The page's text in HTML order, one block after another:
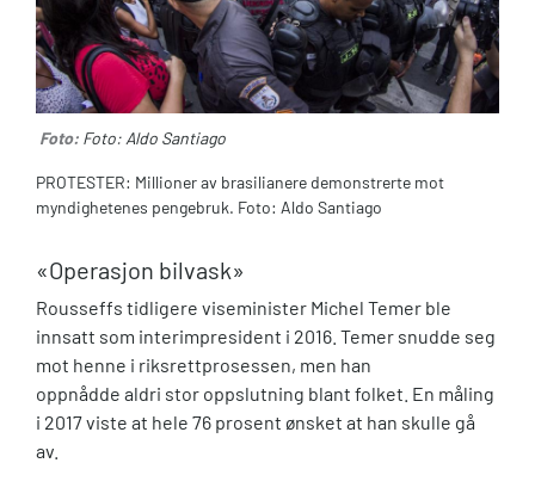
Foto: Foto: Aldo Santiago
PROTESTER: Millioner av brasilianere demonstrerte mot
myndighetenes pengebruk. Foto: Aldo Santiago
«Operasjon bilvask»
Rousseffs tidligere viseminister Michel Temer ble
innsatt som interimpresident i 2016. Temer snudde seg
mot henne i riksrettprosessen, men han
oppnådde aldri stor oppslutning blant folket. En måling
i 2017 viste at hele 76 prosent ønsket at han skulle gå
av.